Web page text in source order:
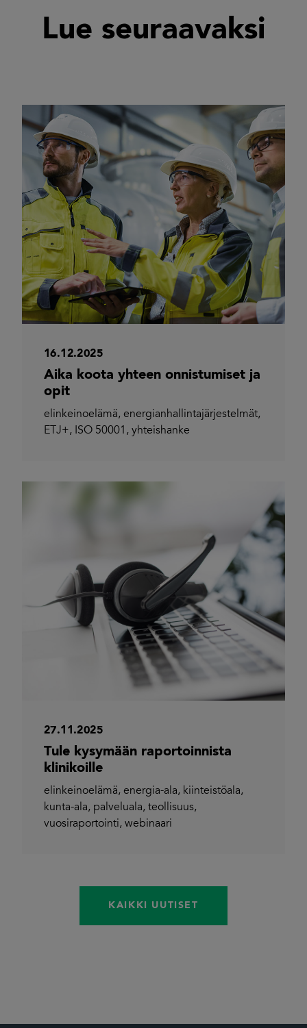
Lue seuraavaksi
16.12.2025
Aika koota yhteen onnistumiset ja
opit
elinkeinoelämä, energianhallintajärjestelmät,
ETJ+, ISO 50001 , yhteishanke
27.11.2025
Tule kysymään raportoinnista
klinikoille
elinkeinoelämä, energia-ala, kiinteistöala,
kunta-ala, palveluala, teollisuus,
vuosiraportointi, webinaari
KAIKKI UUTISET